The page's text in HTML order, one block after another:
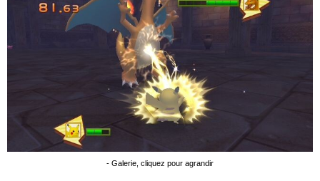
- Galerie, cliquez pour agrandir